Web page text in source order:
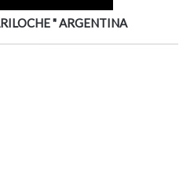
" ARGENTINA